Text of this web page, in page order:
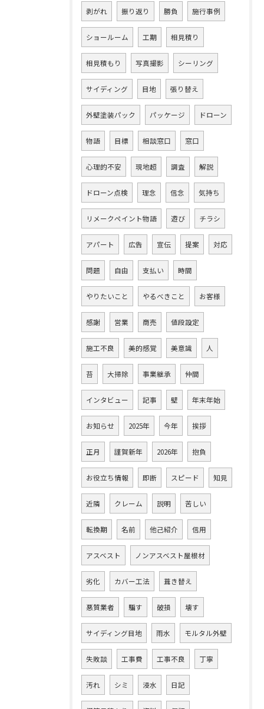
剥がれ 振り返り 勝負 施行事例
ショールーム 工期 相見積り
相見積もり 写真撮影 シーリング
サイディング 目地 張り替え
外壁塗装パック パッケージ ドローン
物語 目標 相談窓口 窓口
心理的不安 現地超 調査 解説
ドローン点検 理念 信念 気持ち
リメークペイント物語 遊び チラシ
アパート 広告 宣伝 提案 対応
問題 自由 支払い 時間
やりたいこと やるべきこと お客様
感謝 営業 商売 値段設定
施工不良 美的感覚 美意識 人
苔 大掃除 事業継承 仲間
インタビュー 記事 壁 年末年始
お知らせ 2025年 今年 挨拶
正月 謹賀新年 2026年 抱負
お役立ち情報 即断 スピード 知見
近隣 クレーム 説明 苦しい
転換期 名前 他己紹介 信用
アスベスト ノンアスベスト屋根材
劣化 カバー工法 葺き替え
悪質業者 騙す 破損 壊す
サイディング目地 雨水 モルタル外壁
失敗談 工事費 工事不良 丁寧
汚れ シミ 浸水 日記